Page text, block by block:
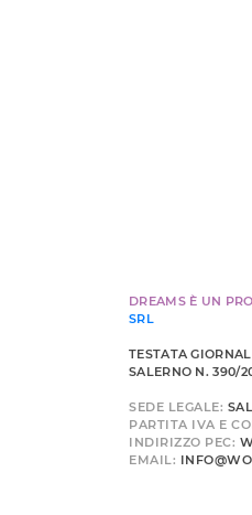
DREAMS È UN
SRL
TESTATA
SALERNO N. 390/
SEDE LEGALE:
PARTITA IVA E
INDIRIZZO PEC:
EMAIL: